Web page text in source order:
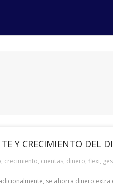
Y CRECIMIENTO DEL
, crecimiento, cuentas, dinero, flexi,
se ahorra dinero